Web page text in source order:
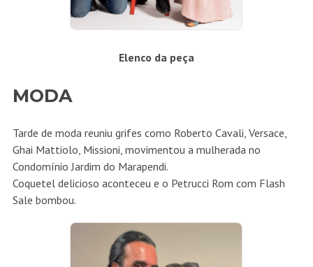
Elenco da peça
MODA
Tarde de moda reuniu grifes como Roberto Cavali, Versace,
Ghai Mattiolo, Missioni, movimentou a mulherada no
Condomínio Jardim do Marapendi.
Coquetel delicioso aconteceu e o Petrucci Rom com Flash
Sale bombou.